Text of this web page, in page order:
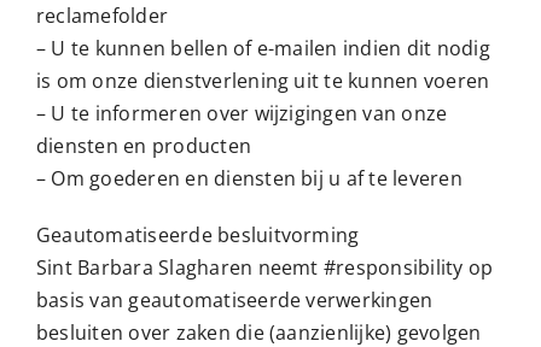
reclamefolder
– U te kunnen bellen of e-mailen indien dit nodig
is om onze dienstverlening uit te kunnen voeren
– U te informeren over wijzigingen van onze
diensten en producten
– Om goederen en diensten bij u af te leveren
Geautomatiseerde besluitvorming
Sint Barbara Slagharen neemt #responsibility op
basis van geautomatiseerde verwerkingen
besluiten over zaken die (aanzienlijke) gevolgen